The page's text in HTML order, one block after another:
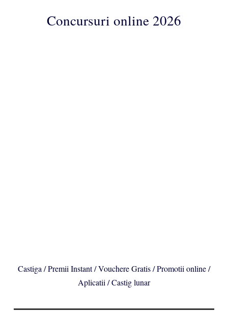
ConcursuriConcursuri online 2026
Castiga / Premii Instant / Vouchere Gratis / Promotii online /
Aplicatii / Castig lunar